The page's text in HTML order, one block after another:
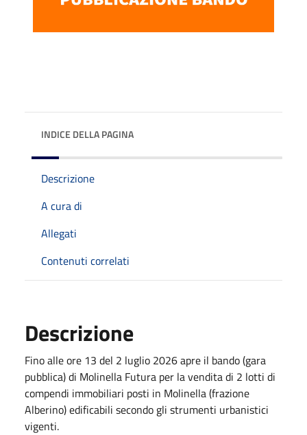
INDICE DELLA PAGINA
Descrizione
A cura di
Allegati
Contenuti correlati
Descrizione
Fino alle ore 13 del 2 luglio 2026 apre il bando (gara
pubblica) di Molinella Futura per la vendita di 2 lotti di
compendi immobiliari posti in Molinella (frazione
Alberino) edificabili secondo gli strumenti urbanistici
vigenti.